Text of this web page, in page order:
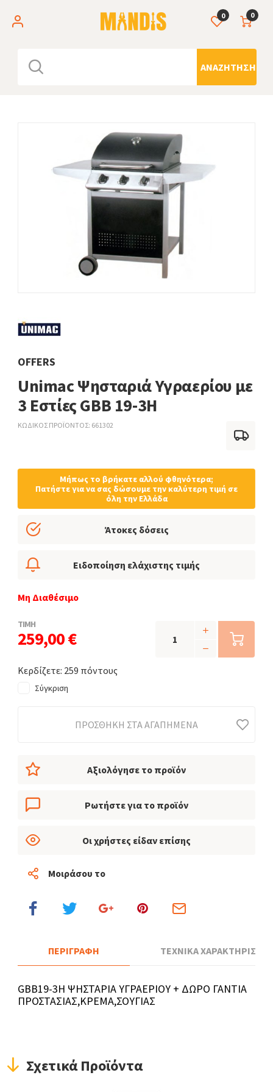
0
ΑΝΑΖΉΤΗΣΗ
0
Αξιολόγησε το προϊόν
Ρωτήστε για το προϊόν
Οι χρήστες είδαν επίσης
Μοιράσου το
OFFERS
Unimac Ψησταριά Υγραερίου με
3 Εστίες GBB 19-3H
ΚΩΔΙΚΟΣ ΠΡΟΪΟΝΤΟΣ 661302
ΤΙΜΗ
259,00 €
Κερδίζετε: 259 πόντους
Μήπως το βρήκατε αλλού φθηνότερα;
Πατήστε για να σας δώσουμε την καλύτερη τιμή σε
όλη την Ελλάδα
Άτοκες δόσεις
Ειδοποίηση ελάχιστης τιμής
Μη Διαθέσιμο
Σύγκριση
ΠΡΟΣΘΉΚΗ ΣΤΑ ΑΓΑΠΗΜΈΝΑ
ΠΕΡΙΓΡΑΦΗ ΤΕΧΝΙΚΑ
GBB19-3H ΨΗΣΤΑΡΙΑ ΥΓΡΑΕΡΙΟΥ + ΔΩΡΟ ΓΑΝΤΙA
ΠΡΟΣΤΑΣΙΑΣ,ΚΡΕΜΑ,ΣΟΥΓΙΑΣ
Σχετικά Προϊόντα